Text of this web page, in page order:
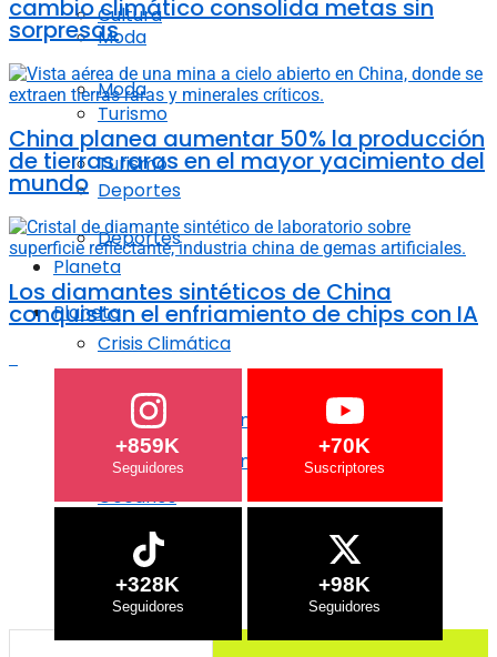
Moda
Turismo
Deportes
Planeta
Crisis Climática
Agricultura regenerativa
Océanos
Bosques
Cultura
Moda
Turismo
Deportes
Planeta
Crisis Climática
Agricultura regenerativa
Océanos
Bosques
cambio climático consolida metas sin
sorpresas
China planea aumentar 50% la producción
de tierras raras en el mayor yacimiento del
mundo
Los diamantes sintéticos de China
conquistan el enfriamiento de chips con IA
+859K +70K
+328K +98K